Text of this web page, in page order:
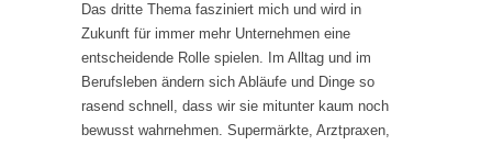
Das dritte Thema fasziniert mich und wird in
Zukunft für immer mehr Unternehmen eine
entscheidende Rolle spielen. Im Alltag und im
Berufsleben ändern sich Abläufe und Dinge so
rasend schnell, dass wir sie mitunter kaum noch
bewusst wahrnehmen. Supermärkte, Arztpraxen,